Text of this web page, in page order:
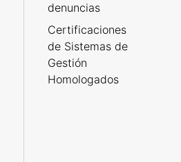
denuncias
Certificaciones
de Sistemas de
Gestión
Homologados